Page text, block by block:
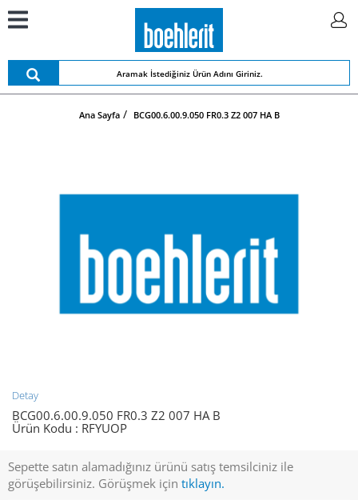
Ana Sayfa BCG00.6.00.9.050 FR0.3 Z2 007 HA B
Detay
BCG00.6.00.9.050 FR0.3 Z2 007 HA B
Ürün Kodu : RFYUOP
Sepette satın alamadığınız ürünü satış temsilciniz ile
görüşebilirsiniz. Görüşmek için tıklayın.